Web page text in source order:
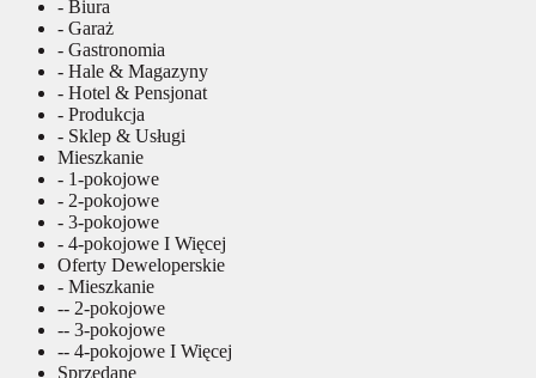
- Biura
- Garaż
- Gastronomia
- Hale & Magazyny
- Hotel & Pensjonat
- Produkcja
- Sklep & Usługi
Mieszkanie
- 1-pokojowe
- 2-pokojowe
- 3-pokojowe
- 4-pokojowe I Więcej
Oferty Deweloperskie
- Mieszkanie
-- 2-pokojowe
-- 3-pokojowe
-- 4-pokojowe I Więcej
Sprzedane